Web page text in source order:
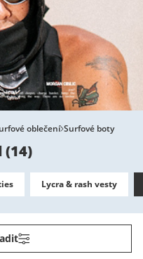
oblečení Surfové boty
(14)
Lycra & rash vesty